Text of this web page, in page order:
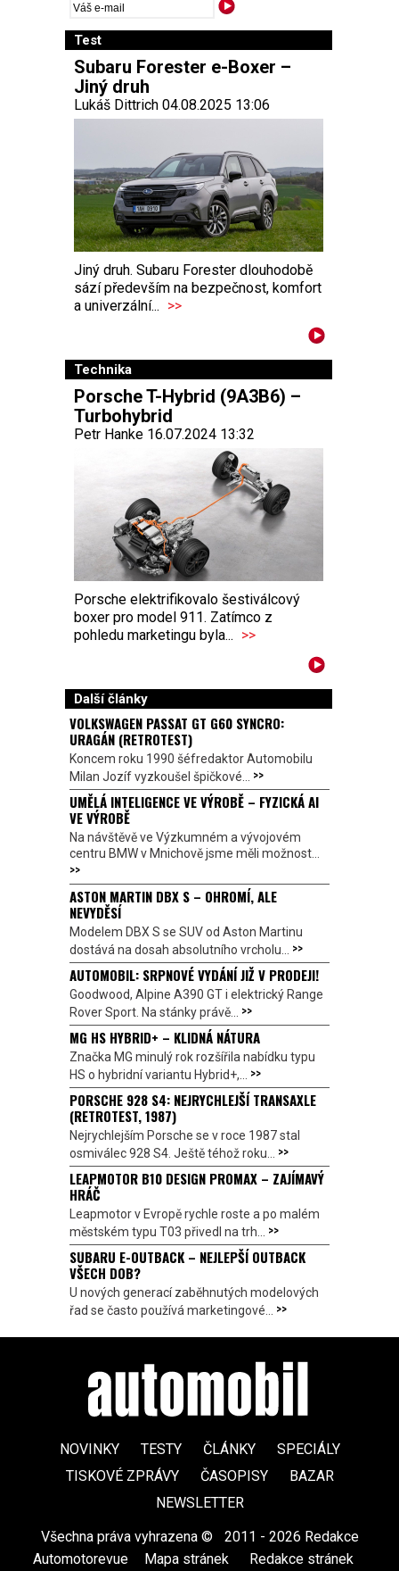
Test
Subaru Forester e-Boxer –
Jiný druh
Lukáš Dittrich 04.08.2025 13:06
Jiný druh. Subaru Forester dlouhodobě
sází především na bezpečnost, komfort
a univerzální... >>
Technika
Porsche T-Hybrid (9A3B6) –
Turbohybrid
Petr Hanke 16.07.2024 13:32
Porsche elektrifikovalo šestiválcový
boxer pro model 911. Zatímco z
pohledu marketingu byla... >>
Další články
VOLKSWAGEN PASSAT GT G60 SYNCRO:
URAGÁN (RETROTEST)
Koncem roku 1990 šéfredaktor Automobilu
Milan Jozíf vyzkoušel špičkové... >>
UMĚLÁ INTELIGENCE VE VÝROBĚ – FYZICKÁ AI
VE VÝROBĚ
Na návštěvě ve Výzkumném a vývojovém
centru BMW v Mnichově jsme měli možnost...
>>
ASTON MARTIN DBX S – OHROMÍ, ALE
NEVYDĚSÍ
Modelem DBX S se SUV od Aston Martinu
dostává na dosah absolutního vrcholu... >>
AUTOMOBIL: SRPNOVÉ VYDÁNÍ JIŽ V PRODEJI!
Goodwood, Alpine A390 GT i elektrický Range
Rover Sport. Na stánky právě... >>
MG HS HYBRID+ – KLIDNÁ NÁTURA
Značka MG minulý rok rozšířila nabídku typu
HS o hybridní variantu Hybrid+,... >>
PORSCHE 928 S4: NEJRYCHLEJŠÍ TRANSAXLE
(RETROTEST, 1987)
Nejrychlejším Porsche se v roce 1987 stal
osmiválec 928 S4. Ještě téhož roku... >>
LEAPMOTOR B10 DESIGN PROMAX – ZAJÍMAVÝ
HRÁČ
Leapmotor v Evropě rychle roste a po malém
městském typu T03 přivedl na trh... >>
SUBARU E-OUTBACK – NEJLEPŠÍ OUTBACK
VŠECH DOB?
U nových generací zaběhnutých modelových
řad se často používá marketingové... >>
NOVINKY TESTY ČLÁNKY
SPECIÁLY
TISKOVÉ ZPRÁVY
ČASOPISY
BAZAR
NEWSLETTER
Všechna práva vyhrazena ©
2011 - 2026 Redakce
Automotorevue
Mapa stránek Redakce stránek